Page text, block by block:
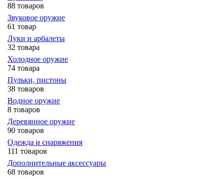
88 товаров
Звуковое оружие
61 товар
Луки и арбалеты
32 товара
Холодное оружие
74 товара
Пульки, пистоны
38 товаров
Водное оружие
8 товаров
Деревянное оружие
90 товаров
Одежда и снаряжения
111 товаров
Дополнительные аксессуары
68 товаров